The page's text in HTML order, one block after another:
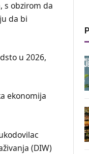
s obzirom da
da bi
u 2026,
ekonomija
(DIW)